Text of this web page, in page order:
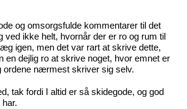
og omsorgsfulde kommentarer til det
ikke helt, hvornår der er ro og rum til
igen, men det var rart at skrive dette,
en dejlig ro at skrive noget, hvor emnet er
ordene nærmest skriver sig selv.
tak fordi I altid er så skidegode, og god